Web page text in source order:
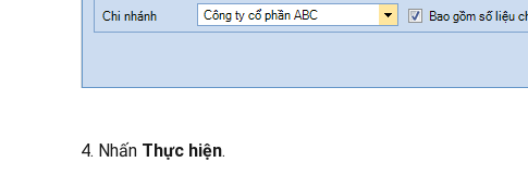
4. Nhấn Thực hiện.